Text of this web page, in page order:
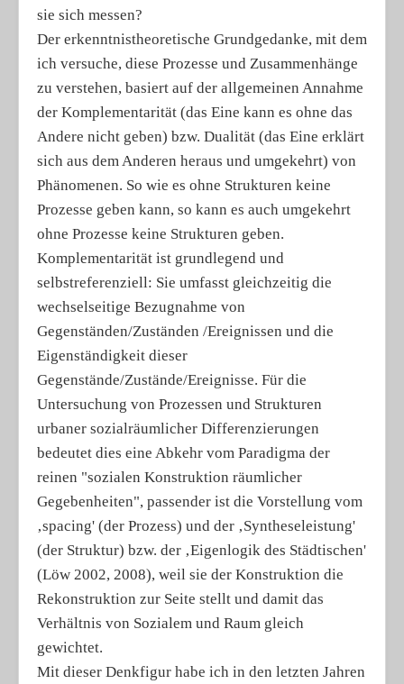
sie sich messen?
Der erkenntnistheoretische Grundgedanke, mit dem
ich versuche, diese Prozesse und Zusammenhänge
zu verstehen, basiert auf der allgemeinen Annahme
der Komplementarität (das Eine kann es ohne das
Andere nicht geben) bzw. Dualität (das Eine erklärt
sich aus dem Anderen heraus und umgekehrt) von
Phänomenen. So wie es ohne Strukturen keine
Prozesse geben kann, so kann es auch umgekehrt
ohne Prozesse keine Strukturen geben.
Komplementarität ist grundlegend und
selbstreferenziell: Sie umfasst gleichzeitig die
wechselseitige Bezugnahme von
Gegenständen/Zuständen /Ereignissen und die
Eigenständigkeit dieser
Gegenstände/Zustände/Ereignisse. Für die
Untersuchung von Prozessen und Strukturen
urbaner sozialräumlicher Differenzierungen
bedeutet dies eine Abkehr vom Paradigma der
reinen "sozialen Konstruktion räumlicher
Gegebenheiten", passender ist die Vorstellung vom
‚spacing' (der Prozess) und der ‚Syntheseleistung'
(der Struktur) bzw. der ‚Eigenlogik des Städtischen'
(Löw 2002, 2008), weil sie der Konstruktion die
Rekonstruktion zur Seite stellt und damit das
Verhältnis von Sozialem und Raum gleich
gewichtet.
Mit dieser Denkfigur habe ich in den letzten Jahren